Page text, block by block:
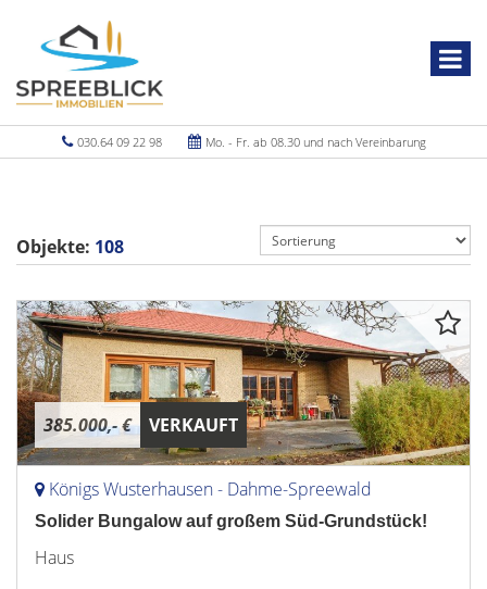
030.64 09 22 98 Mo. - Fr. ab 08.30 und nach Vereinbarung
Objekte: 108
385.000,- € VERKAUFT
Königs Wusterhausen - Dahme-Spreewald
Solider Bungalow auf großem Süd-Grundstück!
Haus